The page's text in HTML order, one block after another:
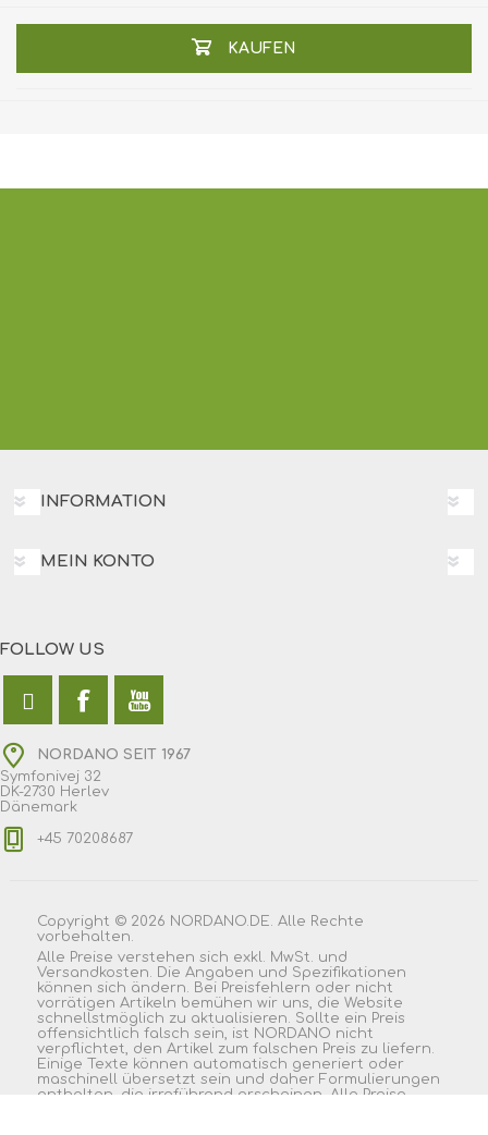
KAUFEN
INFORMATION
MEIN KONTO
FOLLOW US
NORDANO SEIT 1967
Symfonivej 32
DK-2730 Herlev
Dänemark
+45 70208687
Copyright © 2026 NORDANO.DE. Alle Rechte
vorbehalten.
Alle Preise verstehen sich exkl. MwSt. und
Versandkosten. Die Angaben und Spezifikationen
können sich ändern. Bei Preisfehlern oder nicht
vorrätigen Artikeln bemühen wir uns, die Website
schnellstmöglich zu aktualisieren. Sollte ein Preis
offensichtlich falsch sein, ist NORDANO nicht
verpflichtet, den Artikel zum falschen Preis zu liefern.
Einige Texte können automatisch generiert oder
maschinell übersetzt sein und daher Formulierungen
enthalten, die irreführend erscheinen. Alle Preise